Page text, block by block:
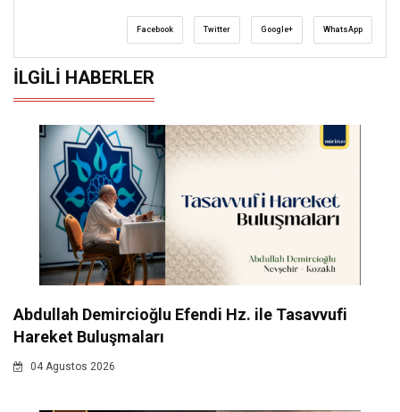
Facebook Twitter Google+ WhatsApp
İLGILI HABERLER
Abdullah Demircioğlu Efendi Hz. ile Tasavvufi
Hareket Buluşmaları
04 Agustos 2026